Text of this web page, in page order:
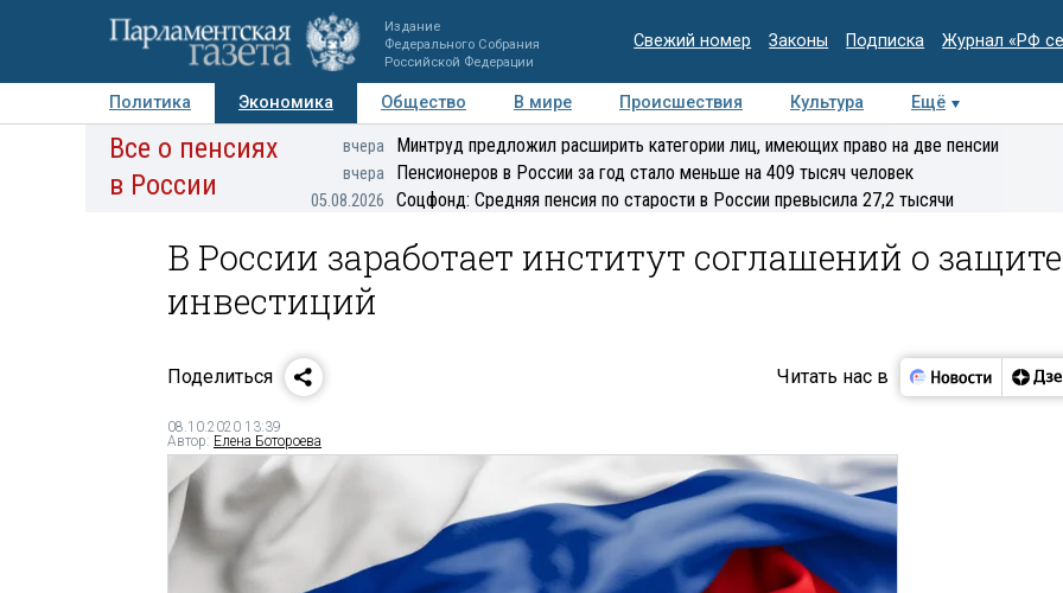
Издание
Федерального Собрания
Российской Федерации
Свежий номер Законы Подписка Журнал «РФ
Политика Экономика Общество В мире Происшествия Культура
Ещё
Авторы Персоны Мнения Регионы Медиацентр Интервью Колумнисты
Все о пенсиях
в России
вчера Минтруд предложил расширить категории лиц, имеющих право на две пенсии
вчера Пенсионеров в России за год стало меньше на 409 тысяч человек
05.08.2026 Соцфонд: Средняя пенсия по старости в России превысила 27,2 тысячи
В России заработает институт соглашений о защите
инвестиций
Поделиться Читать нас в
08.10.2020 13:39
Автор: Елена Ботороева